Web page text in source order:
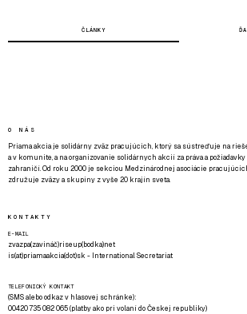
ČLÁNKY
O NÁS
Priama akcia je solidárny zväz pracujúcich, ktorý sa sústreďuje na
a v komunite, a na organizovanie solidárnych akcií za práva a
zahraničí. Od roku 2000 je sekciou Medzinárodnej asociácie
združuje zväzy a skupiny z vyše 20 krajín sveta.
KONTAKTY
E-MAIL
zvazpa(zavináč)riseup(bodka)net
is(at)priamaakcia(dot)sk - International Secretariat
TELEFONICKÝ KONTAKT
(SMS alebo odkaz v hlasovej schránke):
00420 735 082 065 (platby ako pri volaní do Českej republiky)